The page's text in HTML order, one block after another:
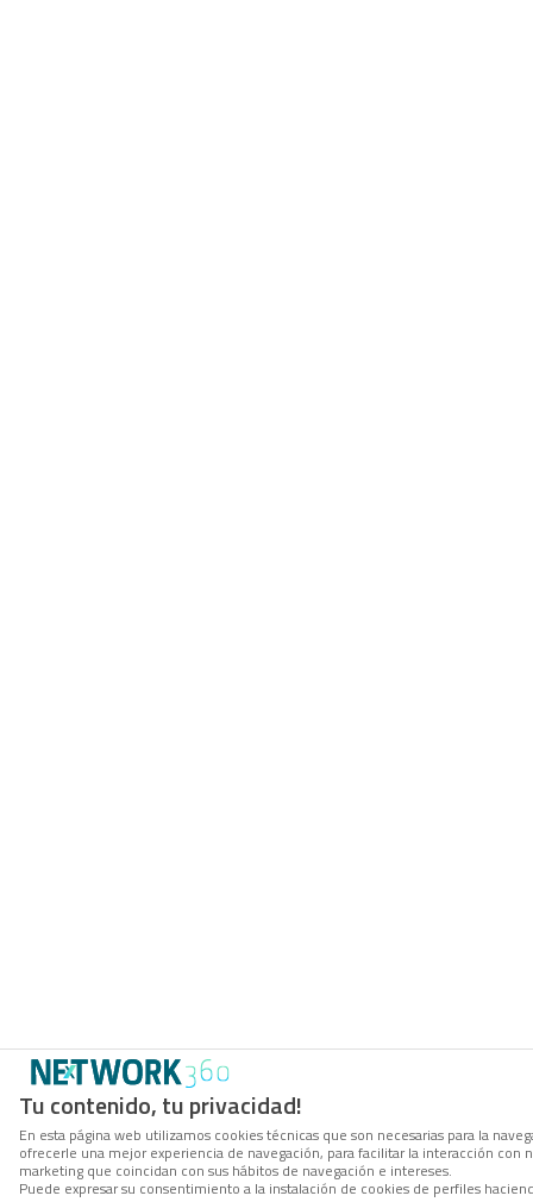
Tu contenido, tu privacidad!
En esta página web utilizamos cookies técnicas que son necesarias para la
ofrecerle una mejor experiencia de navegación, para facilitar la interacción
marketing que coincidan con sus hábitos de navegación e intereses.
Puede expresar su consentimiento a la instalación de cookies de perfiles